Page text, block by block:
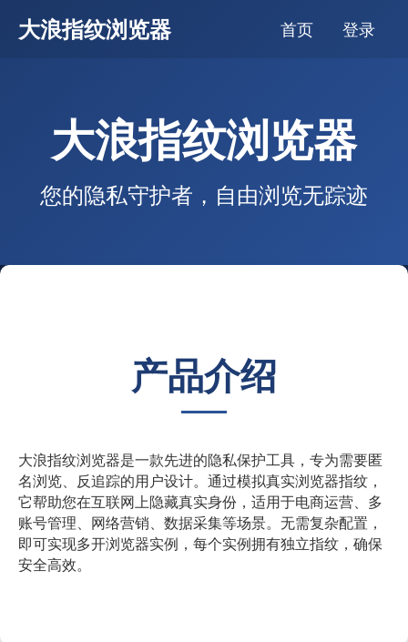
大浪指纹浏览器 首页 登录
大浪指纹浏览器
您的隐私守护者，自由浏览无踪迹
产品介绍
大浪指纹浏览器是一款先进的隐私保护工具，专为需要匿
名浏览、反追踪的用户设计。通过模拟真实浏览器指纹，
它帮助您在互联网上隐藏真实身份，适用于电商运营、多
账号管理、网络营销、数据采集等场景。无需复杂配置，
即可实现多开浏览器实例，每个实例拥有独立指纹，确保
安全高效。